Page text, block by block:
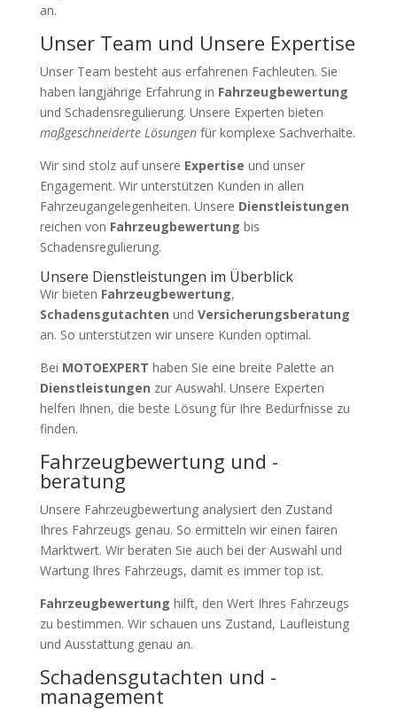
an.
Unser Team und Unsere Expertise
Unser Team besteht aus erfahrenen Fachleuten. Sie
haben langjährige Erfahrung in Fahrzeugbewertung
und Schadensregulierung. Unsere Experten bieten
maßgeschneiderte Lösungenfür komplexe Sachverhalte.
Wir sind stolz auf unsere Expertise und unser
Engagement. Wir unterstützen Kunden in allen
Fahrzeugangelegenheiten. Unsere Dienstleistungen
reichen von Fahrzeugbewertung bis
Schadensregulierung.
Unsere Dienstleistungen im Überblick
Wir bieten Fahrzeugbewertung,
Schadensgutachten und Versicherungsberatung
an. So unterstützen wir unsere Kunden optimal.
Bei MOTOEXPERT haben Sie eine breite Palette an
Dienstleistungen zur Auswahl. Unsere Experten
helfen Ihnen, die beste Lösung für Ihre Bedürfnisse zu
finden.
Fahrzeugbewertung und -
beratung
Unsere Fahrzeugbewertung analysiert den Zustand
Ihres Fahrzeugs genau. So ermitteln wir einen fairen
Marktwert. Wir beraten Sie auch bei der Auswahl und
Wartung Ihres Fahrzeugs, damit es immer top ist.
Fahrzeugbewertung hilft, den Wert Ihres Fahrzeugs
zu bestimmen. Wir schauen uns Zustand, Laufleistung
und Ausstattung genau an.
Schadensgutachten und -
management